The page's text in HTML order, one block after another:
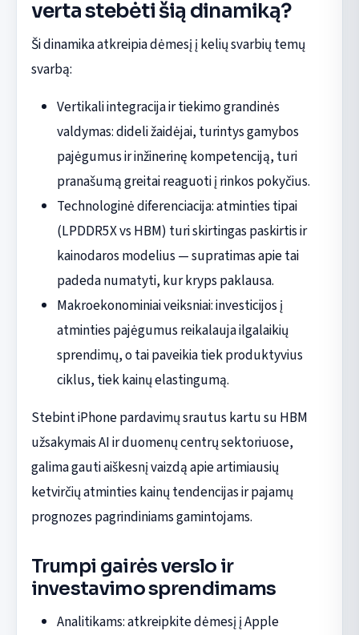
verta stebėti šią dinamiką?
Ši dinamika atkreipia dėmesį į kelių svarbių temų
svarbą:
Vertikali integracija ir tiekimo grandinės
valdymas: dideli žaidėjai, turintys gamybos
pajėgumus ir inžinerinę kompetenciją, turi
pranašumą greitai reaguoti į rinkos pokyčius.
Technologinė diferenciacija: atminties tipai
(LPDDR5X vs HBM) turi skirtingas paskirtis ir
kainodaros modelius — supratimas apie tai
padeda numatyti, kur kryps paklausa.
Makroekonominiai veiksniai: investicijos į
atminties pajėgumus reikalauja ilgalaikių
sprendimų, o tai paveikia tiek produktyvius
ciklus, tiek kainų elastingumą.
Stebint iPhone pardavimų srautus kartu su HBM
užsakymais AI ir duomenų centrų sektoriuose,
galima gauti aiškesnį vaizdą apie artimiausių
ketvirčių atminties kainų tendencijas ir pajamų
prognozes pagrindiniams gamintojams.
Trumpi gairės verslo ir
investavimo sprendimams
Analitikams: atkreipkite dėmesį į Apple